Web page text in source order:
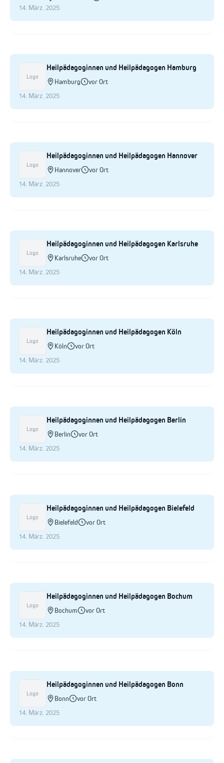
14. März. 2025
Logo
Heilpädagoginnen und Heilpädagogen Hamburg
Hamburg
vor Ort
14. März. 2025
Logo
Heilpädagoginnen und Heilpädagogen Hannover
Hannover
vor Ort
14. März. 2025
Logo
Heilpädagoginnen und Heilpädagogen Karlsruhe
Karlsruhe
vor Ort
14. März. 2025
Logo
Heilpädagoginnen und Heilpädagogen Köln
Köln
vor Ort
14. März. 2025
Logo
Heilpädagoginnen und Heilpädagogen Berlin
Berlin
vor Ort
14. März. 2025
Logo
Heilpädagoginnen und Heilpädagogen Bielefeld
Bielefeld
vor Ort
14. März. 2025
Logo
Heilpädagoginnen und Heilpädagogen Bochum
Bochum
vor Ort
14. März. 2025
Logo
Heilpädagoginnen und Heilpädagogen Bonn
Bonn
vor Ort
14. März. 2025